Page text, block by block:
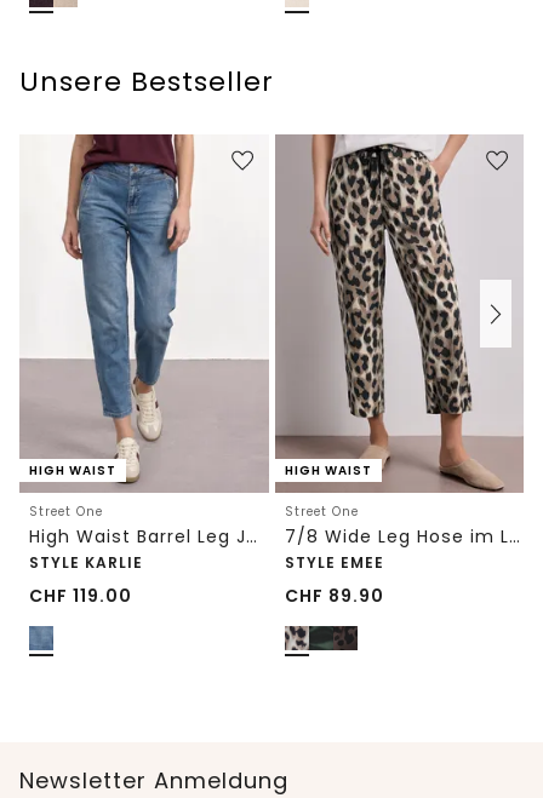
Unsere Bestseller
HIGH WAIST
Street One
High Waist Barrel Leg Jeans im Loose Fit
STYLE KARLIE
CHF 119.00
HIGH WAIST
Street One
7/8 Wide Leg Hose im Loose Fit mit Print
STYLE EMEE
CHF 89.90
Newsletter Anmeldung